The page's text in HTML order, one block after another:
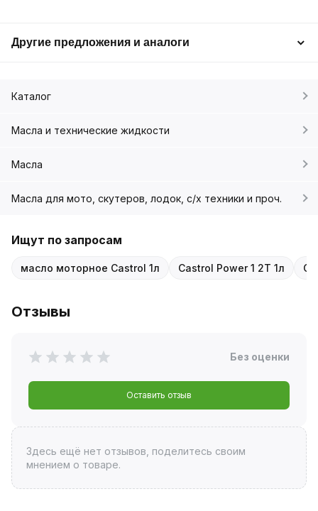
Другие предложения и аналоги
Каталог
Масла и технические жидкости
Масла
Масла для мото, скутеров, лодок, с/х техники и проч.
Ищут по запросам
масло моторное Castrol 1л Castrol Power 1 2T 1л
Отзывы
Без оценки
Оставить отзыв
Здесь ещё нет отзывов, поделитесь своим
мнением о товаре.